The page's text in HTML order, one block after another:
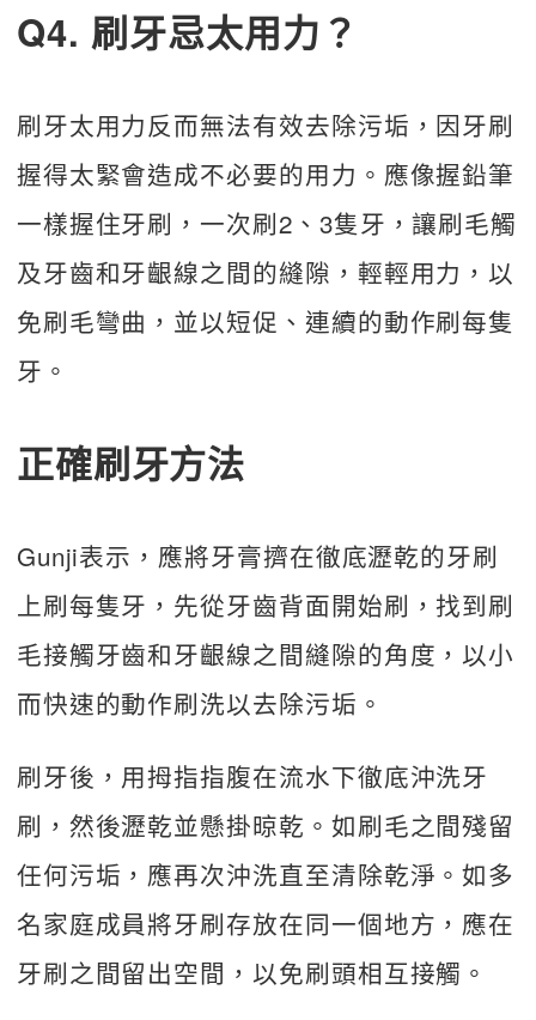
Q4. 刷牙忌太用力？
刷牙太用力反而無法有效去除污垢，因牙刷
握得太緊會造成不必要的用力。應像握鉛筆
一樣握住牙刷，一次刷2、3隻牙，讓刷毛觸
及牙齒和牙齦線之間的縫隙，輕輕用力，以
免刷毛彎曲，並以短促、連續的動作刷每隻
牙。
正確刷牙方法
Gunji表示，應將牙膏擠在徹底瀝乾的牙刷
上刷每隻牙，先從牙齒背面開始刷，找到刷
毛接觸牙齒和牙齦線之間縫隙的角度，以小
而快速的動作刷洗以去除污垢。
刷牙後，用拇指指腹在流水下徹底沖洗牙
刷，然後瀝乾並懸掛晾乾。如刷毛之間殘留
任何污垢，應再次沖洗直至清除乾淨。如多
名家庭成員將牙刷存放在同一個地方，應在
牙刷之間留出空間，以免刷頭相互接觸。